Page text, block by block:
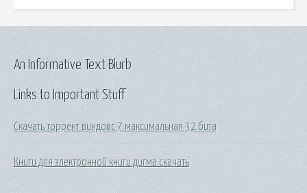
Links to Important Stuff
Скачать торрент виндовс 7 максимальная 32 бита
Книги для электронной книги дигма скачать
An Informative Text Blurb